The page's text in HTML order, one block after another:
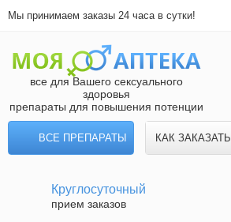
Мы принимаем заказы 24 часа в сутки!
все для Вашего сексуального
здоровья
препараты для повышения потенции
ВСЕ ПРЕПАРАТЫ КАК ЗАКАЗАТЬ
Круглосуточный
прием заказов